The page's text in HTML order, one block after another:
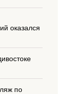
оказался
по